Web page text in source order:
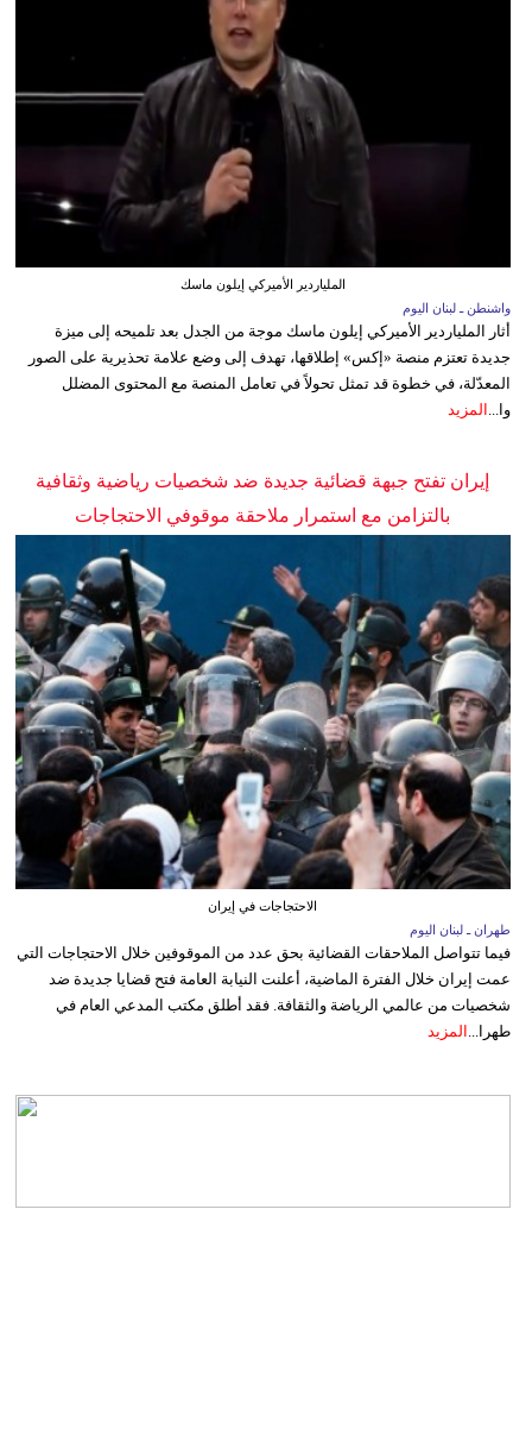
الملياردير الأميركي إيلون ماسك
واشنطن ـ لبنان اليوم
أثار الملياردير الأميركي إيلون ماسك موجة من الجدل بعد تلميحه إلى ميزة
جديدة تعتزم منصة «إكس» إطلاقها، تهدف إلى وضع علامة تحذيرية على الصور
المعدّلة، في خطوة قد تمثل تحولاً في تعامل المنصة مع المحتوى المضلل
وا... المزيد
إيران تفتح جبهة قضائية جديدة ضد شخصيات رياضية وثقافية
بالتزامن مع استمرار ملاحقة موقوفي الاحتجاجات
الاحتجاجات في إيران
طهران ـ لبنان اليوم
فيما تتواصل الملاحقات القضائية بحق عدد من الموقوفين خلال الاحتجاجات التي
عمت إيران خلال الفترة الماضية، أعلنت النيابة العامة فتح قضايا جديدة ضد
شخصيات من عالمي الرياضة والثقافة. فقد أطلق مكتب المدعي العام في
طهرا... المزيد